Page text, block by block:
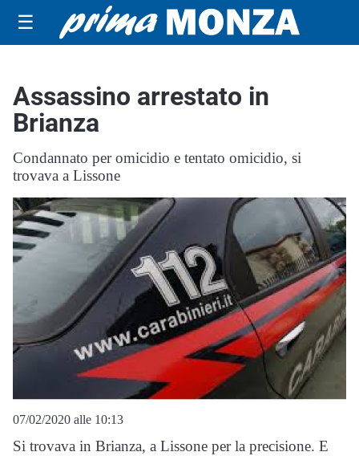
☰
Assassino arrestato in
Brianza
Condannato per omicidio e tentato omicidio, si
trovava a Lissone
07/02/2020 alle 10:13
Si trovava in Brianza, a Lissone per la precisione. E